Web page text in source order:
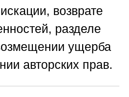
возврате
разделе
ущерба
авторских прав.